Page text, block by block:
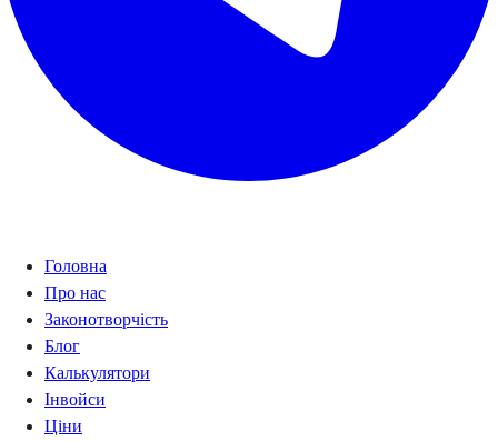
Головна
Про нас
Законотворчість
Блог
Калькулятори
Інвойси
Ціни